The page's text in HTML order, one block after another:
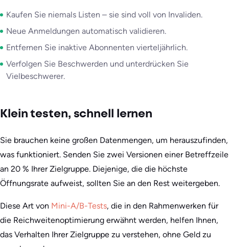
Kaufen Sie niemals Listen – sie sind voll von Invaliden.
Neue Anmeldungen automatisch validieren.
Entfernen Sie inaktive Abonnenten vierteljährlich.
Verfolgen Sie Beschwerden und unterdrücken Sie
Vielbeschwerer.
Klein testen, schnell lernen
Sie brauchen keine großen Datenmengen, um herauszufinden,
was funktioniert. Senden Sie zwei Versionen einer Betreffzeile
an 20 % Ihrer Zielgruppe. Diejenige, die die höchste
Öffnungsrate aufweist, sollten Sie an den Rest weitergeben.
Diese Art von Mini-A/B-Tests, die in den Rahmenwerken für
die Reichweitenoptimierung erwähnt werden, helfen Ihnen,
das Verhalten Ihrer Zielgruppe zu verstehen, ohne Geld zu